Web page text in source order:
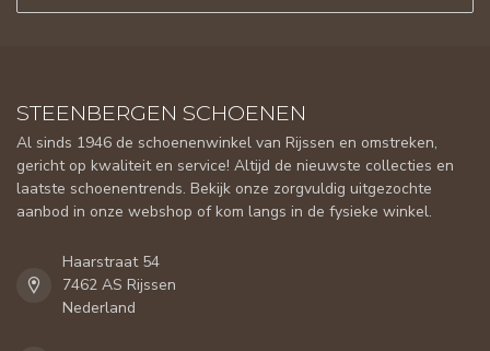
STEENBERGEN SCHOENEN
Al sinds 1946 de schoenenwinkel van Rijssen en omstreken,
gericht op kwaliteit en service! Altijd de nieuwste collecties en
laatste schoenentrends. Bekijk onze zorgvuldig uitgezochte
aanbod in onze webshop of kom langs in de fysieke winkel.
Haarstraat 54
7462 AS Rijssen
Nederland